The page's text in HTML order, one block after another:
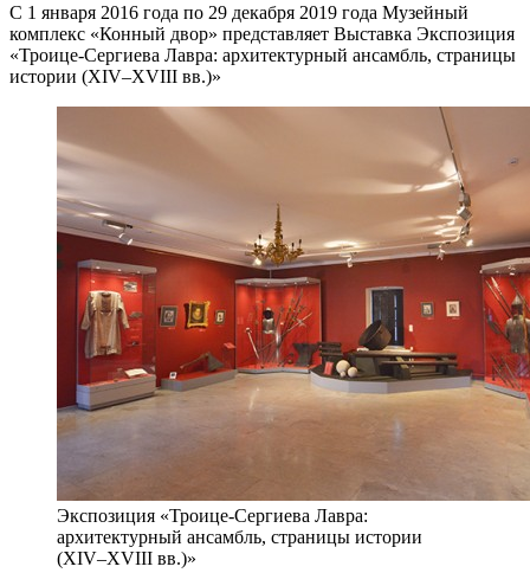
С 1 января 2016 года по 29 декабря 2019 года Музейный
комплекс «Конный двор» представляет Выставка Экспозиция
«Троице-Сергиева Лавра: архитектурный ансамбль, страницы
истории (XIV–XVIII вв.)»
Экспозиция «Троице-Сергиева Лавра:
архитектурный ансамбль, страницы истории
(XIV–XVIII вв.)»